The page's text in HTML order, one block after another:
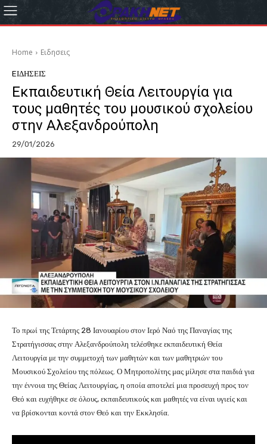
Home Eιδησεις
EΙΔΗΣΕΙΣ
Εκπαιδευτική Θεία Λειτουργία για
τους μαθητές του μουσικού σχολείου
στην Αλεξανδρούπολη
29/01/2026
Το πρωί της Τετάρτης 28 Ιανουαρίου στον Ιερό Ναό της Παναγίας της
Στρατήγισσας στην Αλεξανδρούπολη τελέσθηκε εκπαιδευτική Θεία
Λειτουργία με την συμμετοχή των μαθητών και των μαθητριών του
Μουσικού Σχολείου της πόλεως. Ο Μητροπολίτης μας μίλησε στα παιδιά για
την έννοια της Θείας Λειτουργίας, η οποία αποτελεί μια προσευχή προς τον
Θεό και ευχήθηκε σε όλους, εκπαιδευτικούς και μαθητές να είναι υγιείς και
να βρίσκονται κοντά στον Θεό και την Εκκλησία.